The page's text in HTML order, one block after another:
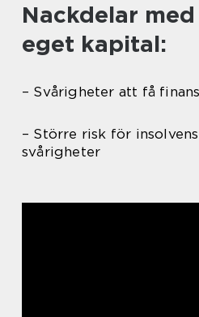
Nackdelar
eget kapital:
– Svårigheter att få
– Större risk för
svårigheter